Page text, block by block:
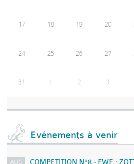
17 18 19 20
24 25 26 27
31 1 2 3
Evénements à venir
AUG